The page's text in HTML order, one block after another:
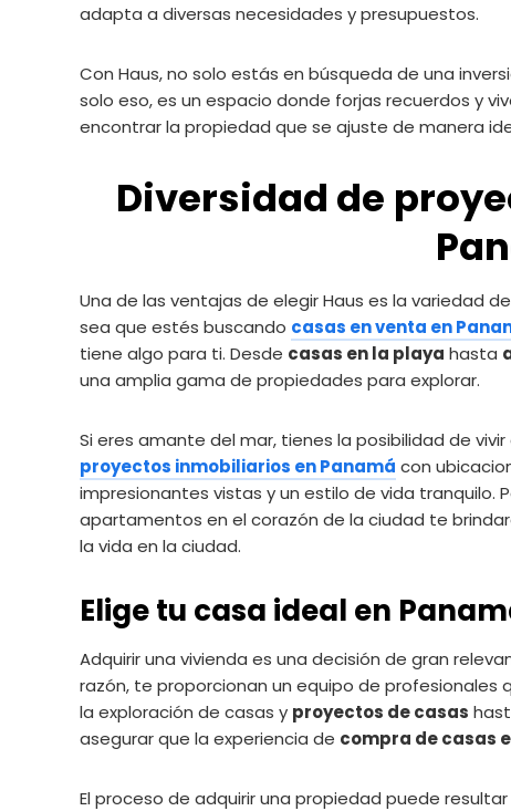
adapta a diversas necesidades y presupuestos.
Con Haus, no solo estás en búsqueda de una
solo eso, es un espacio donde forjas recuerdos y
encontrar la propiedad que se ajuste de manera
Diversidad de
Una de las ventajas de elegir Haus es la variedad
sea que estés buscando casas en venta en
tiene algo para ti. Desde casas en la playa hasta
una amplia gama de propiedades para explorar.
Si eres amante del mar, tienes la posibilidad de
proyectos inmobiliarios en Panamá con
impresionantes vistas y un estilo de vida tranquilo.
apartamentos en el corazón de la ciudad te
la vida en la ciudad.
Elige tu casa ideal en
Adquirir una vivienda es una decisión de gran
razón, te proporcionan un equipo de
la exploración de casas y proyectos de casas
asegurar que la experiencia de compra de casas
El proceso de adquirir una propiedad puede